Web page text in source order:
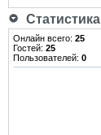
Статистика
Онлайн всего: 25
Гостей: 25
Пользователей: 0